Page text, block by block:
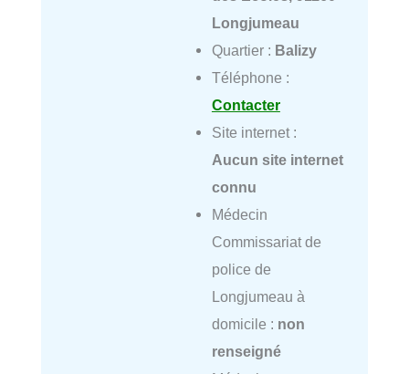
Longjumeau
Quartier : Balizy
Téléphone :
Contacter
Site internet :
Aucun site internet
connu
Médecin
Commissariat de
police de
Longjumeau à
domicile : non
renseigné